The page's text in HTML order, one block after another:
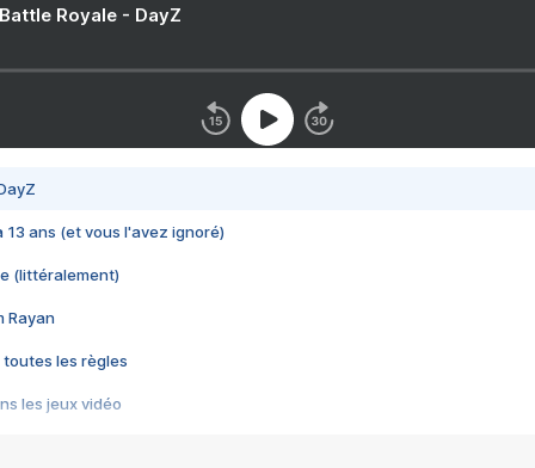
Royale - DayZ
13 ans (et vous l'avez ignoré)
(littéralement)
Rayan
toutes les règles
les jeux vidéo